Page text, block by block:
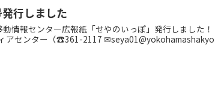
行しました
情報センター広報紙「せやのいっぽ」発行しました
アセンター（☎361-2117